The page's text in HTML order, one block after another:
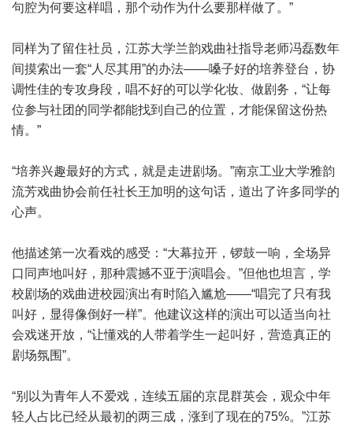
句腔为何要这样唱，那个动作为什么要那样做了。”
同样为了留住社员，江苏大学兰韵戏曲社指导老师冯磊数年
间摸索出一套“人尽其用”的办法——嗓子好的培养登台，协
调性佳的专攻身段，唱不好的可以学化妆、做剧务，“让每
位参与社团的同学都能找到自己的位置，才能保留这份热
情。”
“培养兴趣最好的方式，就是走进剧场。”南京工业大学雅韵
流芳戏曲协会前任社长王加明的这句话，道出了许多同学的
心声。
他描述第一次看戏的感受：“大幕拉开，锣鼓一响，全场异
口同声地叫好，那种震撼不亚于演唱会。”但他也坦言，学
校剧场的戏曲进校园演出有时陷入尴尬——“唱完了只有我
叫好，显得像倒好一样”。他建议这样的演出可以适当向社
会戏迷开放，“让懂戏的人带着学生一起叫好，营造真正的
剧场氛围”。
“别以为青年人不爱戏，连续五届的京昆群英会，观众中年
轻人占比已经从最初的两三成，涨到了现在的75%。”江苏